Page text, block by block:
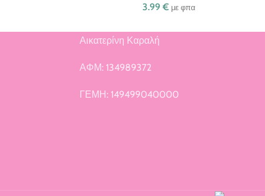
3.99 € με φπα
Αικατερίνη Καραλή
ΑΦΜ: 134989372
ΓΕΜΗ: 149499040000